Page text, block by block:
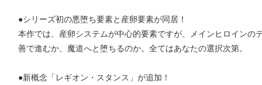
●シリーズ初の悪堕ち要素と産卵要素が同居！
本作では、産卵システムが中心的要素ですが、メインヒロインの
善で進むか、魔道へと堕ちるのか。全てはあなたの選択次第。
●新概念「レギオン・スタンス」が追加！